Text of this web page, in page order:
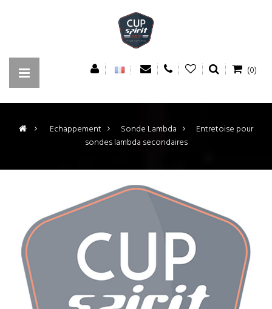
(0)
> Echappement > Sonde Lambda >
Entretoise pour
sondes lambda secondaires